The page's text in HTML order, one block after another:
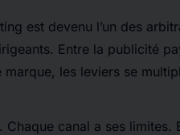
est devenu l’un des
Entre la publicité
les leviers se
Chaque canal a ses